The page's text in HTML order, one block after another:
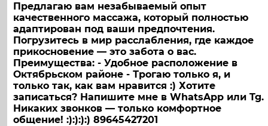
Предлагаю вам незабываемый опыт
качественного массажа, который полностью
адаптирован под ваши предпочтения.
Погрузитесь в мир расслабления, где каждое
прикосновение — это забота о вас.
Преимущества: - Удобное расположение в
Октябрьском районе - Трогаю только я, и
только так, как вам нравится :) Хотите
записаться? Напишите мне в WhatsApp или Tg.
Никаких звонков — только комфортное
общение! :)‍:)️:)‍:)️ 89645427201